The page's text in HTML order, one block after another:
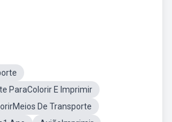
ParaColorir E Imprimir
De Transporte